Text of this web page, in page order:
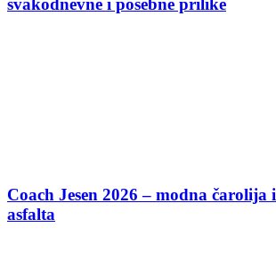
svakodnevne i posebne prilike
Coach Jesen 2026 – modna čarolija
asfalta